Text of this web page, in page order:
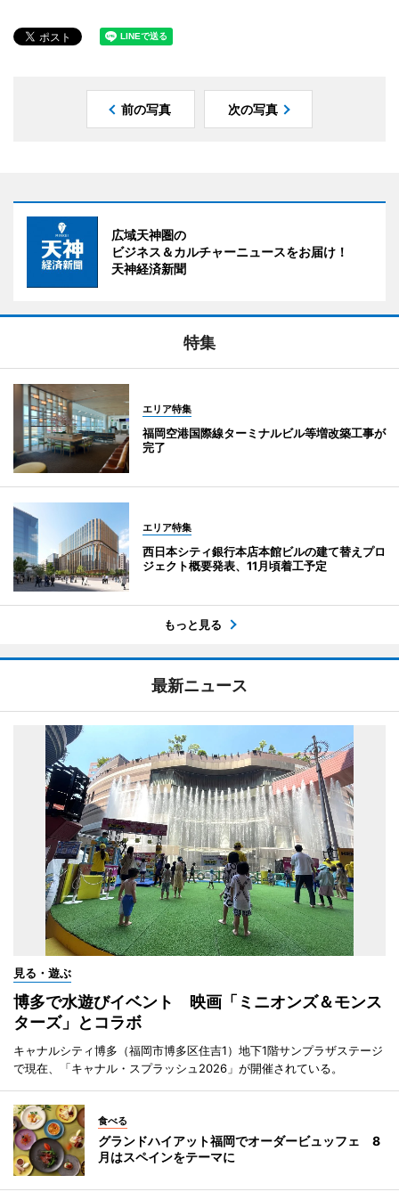
前の写真 次の写真
広域天神圏の
ビジネス＆カルチャーニュースをお届け！
天神経済新聞
特集
エリア特集
福岡空港国際線ターミナルビル等増改築工事が
完了
エリア特集
西日本シティ銀行本店本館ビルの建て替えプロ
ジェクト概要発表、11月頃着工予定
もっと見る
最新ニュース
見る・遊ぶ
博多で水遊びイベント 映画「ミニオンズ＆モンス
ターズ」とコラボ
キャナルシティ博多（福岡市博多区住吉1）地下1階サンプラザステージ
で現在、「キャナル・スプラッシュ2026」が開催されている。
食べる
グランドハイアット福岡でオーダービュッフェ 8
月はスペインをテーマに